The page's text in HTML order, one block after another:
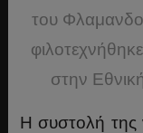
του
στην
Η συστολή της